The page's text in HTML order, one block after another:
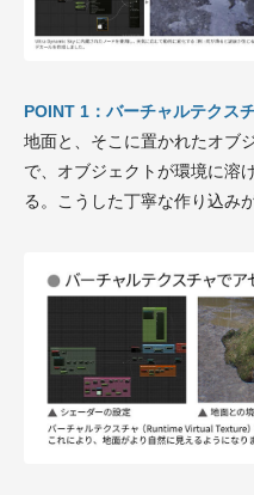
POINT 1：バーチャルテクス
地面と、そこに置かれたオブ
で、オブジェクトが環境に溶
る。こうした丁寧な作り込み